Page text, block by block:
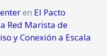
en El Pacto
Red Marista de
y Conexión a Escala